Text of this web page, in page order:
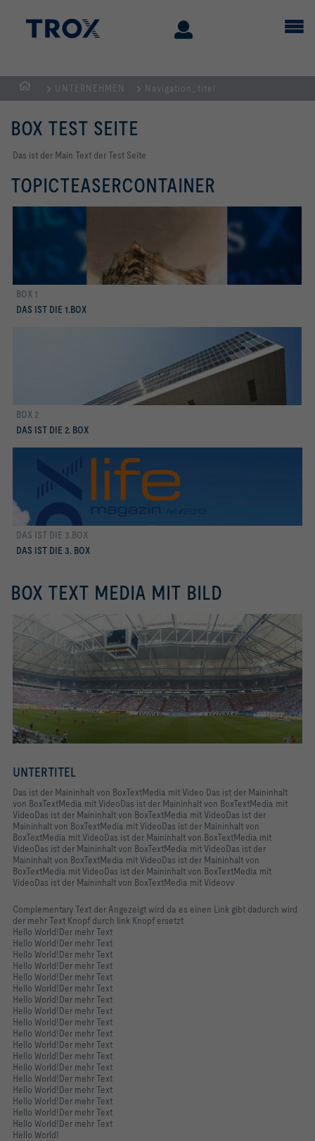
STARTSEITE
UNTERNEHMEN Navigation_titel
BOX TEST SEITE
Das ist der Main Text der Test Seite
TOPICTEASERCONTAINER
BOX 1
DAS IST DIE 1.BOX
BOX 2
DAS IST DIE 2. BOX
DAS IST DIE 3.BOX
DAS IST DIE 3. BOX
mehr erfahren
BOX TEXT MEDIA MIT BILD
UNTERTITEL
Das ist der Maininhalt von BoxTextMedia mit Video Das ist der Maininhalt
von BoxTextMedia mit VideoDas ist der Maininhalt von BoxTextMedia mit
VideoDas ist der Maininhalt von BoxTextMedia mit VideoDas ist der
Maininhalt von BoxTextMedia mit VideoDas ist der Maininhalt von
BoxTextMedia mit VideoDas ist der Maininhalt von BoxTextMedia mit
VideoDas ist der Maininhalt von BoxTextMedia mit VideoDas ist der
Maininhalt von BoxTextMedia mit VideoDas ist der Maininhalt von
BoxTextMedia mit VideoDas ist der Maininhalt von BoxTextMedia mit
VideoDas ist der Maininhalt von BoxTextMedia mit Videovv
Complementary Text der Angezeigt wird da es einen Link gibt dadurch wird
der mehr Text Knopf durch link Knopf ersetzt
Hello World!Der mehr Text
Hello World!Der mehr Text
Hello World!Der mehr Text
Hello World!Der mehr Text
Hello World!Der mehr Text
Hello World!Der mehr Text
Hello World!Der mehr Text
Hello World!Der mehr Text
Hello World!Der mehr Text
Hello World!Der mehr Text
Hello World!Der mehr Text
Hello World!Der mehr Text
Hello World!Der mehr Text
Hello World!Der mehr Text
Hello World!Der mehr Text
Hello World!Der mehr Text
Hello World!Der mehr Text
Hello World!Der mehr Text
Hello World!